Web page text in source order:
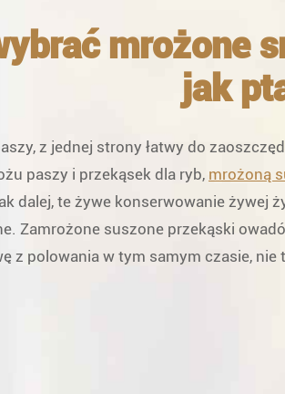
mrożone
jak
z jednej strony łatwy do
paszy i przekąsek dla ryb, mrożoną
dalej, te żywe konserwowanie żywej
Zamrożone suszone przekąski
z polowania w tym samym czasie,